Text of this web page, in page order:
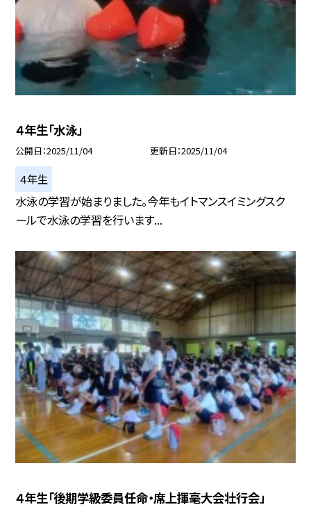
４年生「水泳」
公開日 2025/11/04 更新日 2025/11/04
４年生
水泳の学習が始まりました。今年もイトマンスイミングスク
ールで水泳の学習を行います...
４年生「後期学級委員任命・席上揮毫大会壮行会」